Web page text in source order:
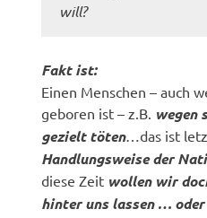
will?
Fakt ist:
Einen Menschen – auch
geboren ist – z.B. wegen
gezielt töten…das ist
Handlungsweise der
diese Zeit wollen wir
hinter uns lassen …